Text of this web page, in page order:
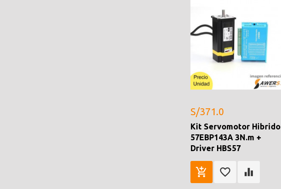
S/371.0
Kit Servomotor Hibrido
57EBP143A 3N.m +
Driver HBS57